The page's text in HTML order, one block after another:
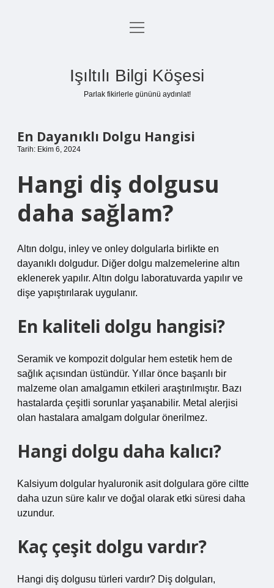
Anasayfa
Yasal Uyarı
menüyü
Işıltılı Bilgi Köşesi
Parlak fikirlerle gününü aydınlat!
En Dayanıklı Dolgu Hangisi
Tarih: Ekim 6, 2024
Hangi diş dolgusu
daha sağlam?
Altın dolgu, inley ve onley dolgularla birlikte en
dayanıklı dolgudur. Diğer dolgu malzemelerine altın
eklenerek yapılır. Altın dolgu laboratuvarda yapılır ve
dişe yapıştırılarak uygulanır.
En kaliteli dolgu hangisi?
Seramik ve kompozit dolgular hem estetik hem de
sağlık açısından üstündür. Yıllar önce başarılı bir
malzeme olan amalgamın etkileri araştırılmıştır. Bazı
hastalarda çeşitli sorunlar yaşanabilir. Metal alerjisi
olan hastalara amalgam dolgular önerilmez.
Hangi dolgu daha kalıcı?
Kalsiyum dolgular hyaluronik asit dolgulara göre ciltte
daha uzun süre kalır ve doğal olarak etki süresi daha
uzundur.
Kaç çeşit dolgu vardır?
Hangi diş dolgusu türleri vardır? Diş dolguları,